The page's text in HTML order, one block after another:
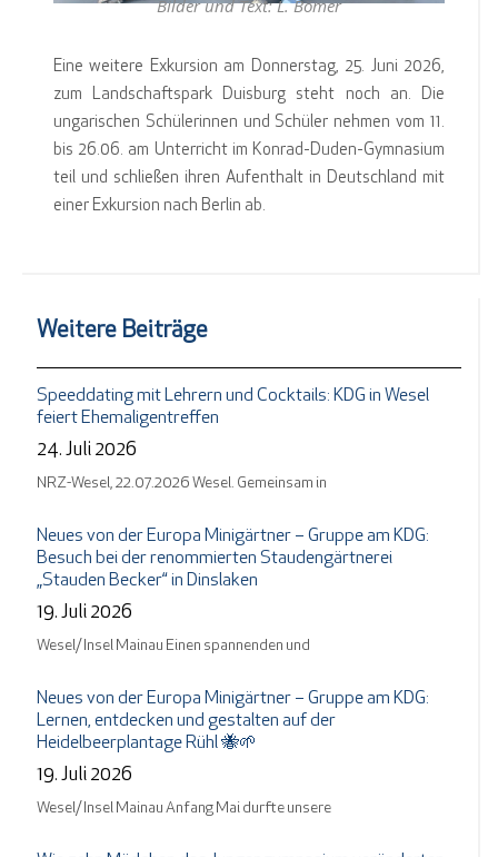
Bilder und Text: L. Bömer
Eine weitere Exkursion am Donnerstag, 25. Juni 2026,
zum Landschaftspark Duisburg steht noch an. Die
ungarischen Schülerinnen und Schüler nehmen vom 11.
bis 26.06. am Unterricht im Konrad-Duden-Gymnasium
teil und schließen ihren Aufenthalt in Deutschland mit
einer Exkursion nach Berlin ab.
Weitere Beiträge
Speeddating mit Lehrern und Cocktails: KDG in Wesel
feiert Ehemaligentreffen
24. Juli 2026
NRZ-Wesel, 22.07.2026 Wesel. Gemeinsam in
Neues von der Europa Minigärtner – Gruppe am KDG:
Besuch bei der renommierten Staudengärtnerei
„Stauden Becker“ in Dinslaken
19. Juli 2026
Wesel/ Insel Mainau Einen spannenden und
Neues von der Europa Minigärtner – Gruppe am KDG:
Lernen, entdecken und gestalten auf der
Heidelbeerplantage Rühl 🐝🌱
19. Juli 2026
Wesel/ Insel Mainau Anfang Mai durfte unsere